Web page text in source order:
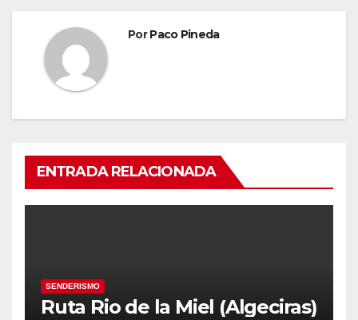
PorPaco Pineda
ENTRADA RELACIONADA
SENDERISMO
Ruta Rio de la Miel (Algeciras)